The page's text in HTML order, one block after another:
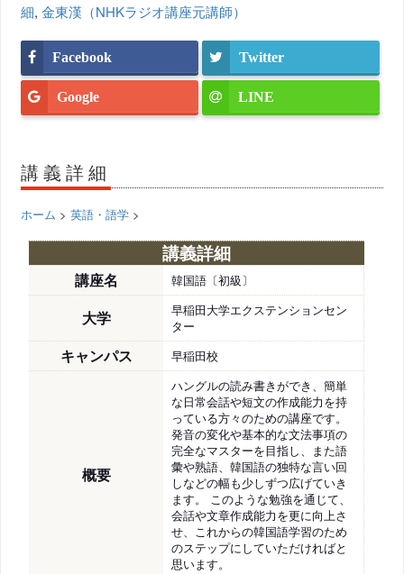
細,金東漢（NHKラジオ講座元講師）
Facebook Twitter
Google LINE
講義詳細
ホーム >英語・語学 >
講義詳細
講座名 韓国語〔初級〕
大学
早稲田大学エクステンションセン
ター
キャンパス 早稲田校
概要
ハングルの読み書きができ、簡単
な日常会話や短文の作成能力を持
っている方々のための講座です。
発音の変化や基本的な文法事項の
完全なマスターを目指し、また語
彙や熟語、韓国語の独特な言い回
しなどの幅も少しずつ広げていき
ます。 このような勉強を通じて、
会話や文章作成能力を更に向上さ
せ、これからの韓国語学習のため
のステップにしていただければと
思います。